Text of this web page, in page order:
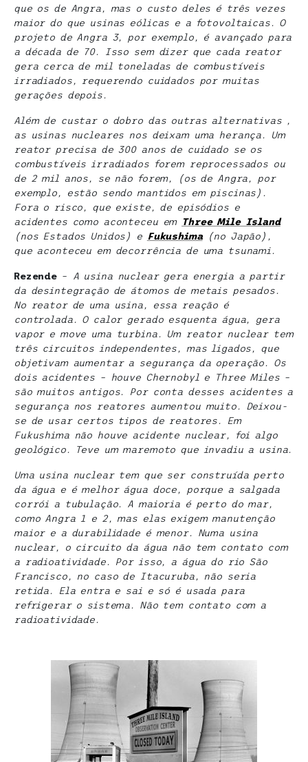
que os de Angra, mas o custo deles é três vezes
maior do que usinas eólicas e a fotovoltaicas. O
projeto de Angra 3, por exemplo, é avançado para
a década de 70. Isso sem dizer que cada reator
gera cerca de mil toneladas de combustíveis
irradiados, requerendo cuidados por muitas
gerações depois.
Além de custar o dobro das outras alternativas ,
as usinas nucleares nos deixam uma herança. Um
reator precisa de 300 anos de cuidado se os
combustíveis irradiados forem reprocessados ou
de 2 mil anos, se não forem, (os de Angra, por
exemplo, estão sendo mantidos em piscinas).
Fora o risco, que existe, de episódios e
acidentes como aconteceu em Three Mile Island
(nos Estados Unidos) e Fukushima(no Japão),
que aconteceu em decorrência de uma tsunami.
Rezende – A usina nuclear gera energia a partir
da desintegração de átomos de metais pesados.
No reator de uma usina, essa reação é
controlada. O calor gerado esquenta água, gera
vapor e move uma turbina. Um reator nuclear tem
três circuitos independentes, mas ligados, que
objetivam aumentar a segurança da operação. Os
dois acidentes – houve Chernobyl e Three Miles –
são muitos antigos. Por conta desses acidentes a
segurança nos reatores aumentou muito. Deixou-
se de usar certos tipos de reatores. Em
Fukushima não houve acidente nuclear, foi algo
geológico. Teve um maremoto que invadiu a usina.
Uma usina nuclear tem que ser construída perto
da água e é melhor água doce, porque a salgada
corrói a tubulação. A maioria é perto do mar,
como Angra 1 e 2, mas elas exigem manutenção
maior e a durabilidade é menor. Numa usina
nuclear, o circuito da água não tem contato com
a radioatividade. Por isso, a água do rio São
Francisco, no caso de Itacuruba, não seria
retida. Ela entra e sai e só é usada para
refrigerar o sistema. Não tem contato com a
radioatividade.